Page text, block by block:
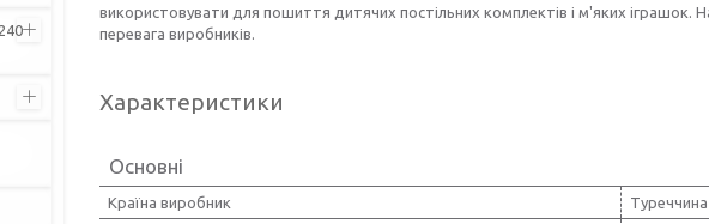
використовувати для пошиття дитячих постільних комплектів і м'яких іграшок.
перевага виробників.
Характеристики
Основні
Країна виробник
Туреччина